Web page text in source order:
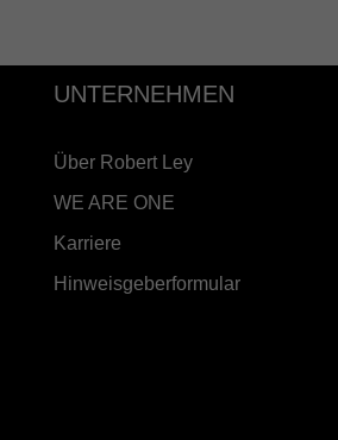
UNTERNEHMEN
Über Robert Ley
WE ARE ONE
Karriere
Hinweisgeberformular